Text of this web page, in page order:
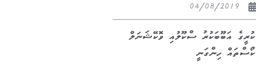
04/08/2019
ކުރީގެ އަބޫބަކުރު ސްކޫލުއި ވޮކޭޝަނަލް
ކޯސްތައް ހިންގަނީ